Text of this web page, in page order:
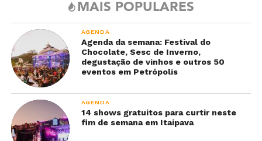
MAIS POPULARES
AGENDA
Agenda da semana: Festival do
Chocolate, Sesc de Inverno,
degustação de vinhos e outros 50
eventos em Petrópolis
AGENDA
14 shows gratuitos para curtir neste
fim de semana em Itaipava